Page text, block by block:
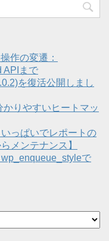
作の変遷：
APIまで
を復活公開しまし
りやすいヒートマッ
っぱいでレポートの
メンテナンス】
で